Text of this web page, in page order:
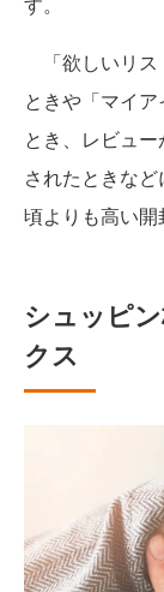
「欲しいリス
ときや「マイ
とき、レビュ
されたときな
頃よりも高い開
シュッピ
クス